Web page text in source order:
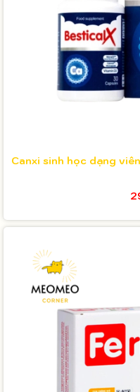
Canxi sinh học dạng